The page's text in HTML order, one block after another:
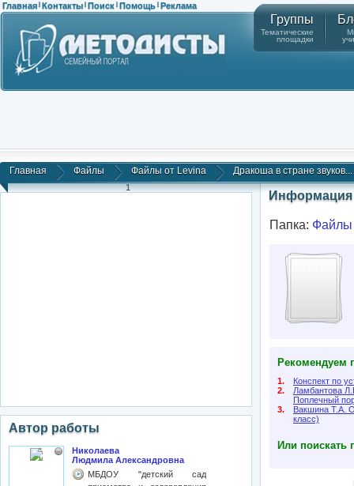
Главная | Контакты | Поиск | Помощь | Реклама
Группы
Тематические
площадки
Главная Файлы Файлы от Levina Дракоша в стране звуков...
1
Автор работы
Николаева
Людмила Александровна
МБДОУ "детский сад
Информация
Папка: Файлы
Рекомендуем
1.
Конспект по
2.
Ламбантова
Поплечный
3.
Вакшина Т.А.
класс)
Или поискать